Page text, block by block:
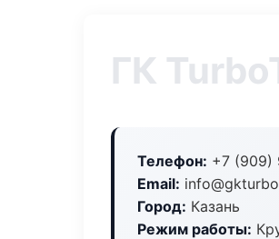
ГК
Телефон: +7 (909)
Email:
Город: Казань
Режим работы: